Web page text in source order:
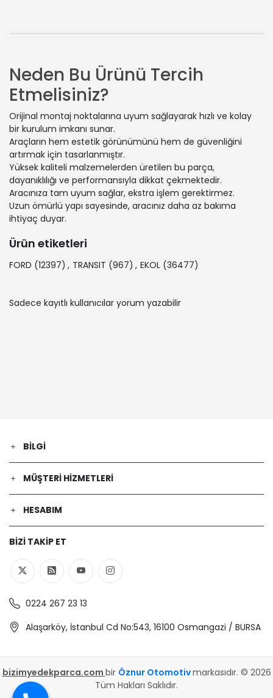
Neden Bu Ürünü Tercih
Etmelisiniz?
Orijinal montaj noktalarına uyum sağlayarak hızlı ve kolay
bir kurulum imkanı sunar.
Araçların hem estetik görünümünü hem de güvenliğini
artırmak için tasarlanmıştır.
Yüksek kaliteli malzemelerden üretilen bu parça,
dayanıklılığı ve performansıyla dikkat çekmektedir.
Aracınıza tam uyum sağlar, ekstra işlem gerektirmez.
Uzun ömürlü yapı sayesinde, aracınız daha az bakıma
ihtiyaç duyar.
Ürün etiketleri
FORD (12397) , TRANSIT (967) , EKOL (36477)
Sadece kayıtlı kullanıcılar yorum yazabilir
BILGI
MÜŞTERI HIZMETLERI
HESABIM
BIZI TAKIP ET
0224 267 23 13
Alaşarköy, İstanbul Cd No:543, 16100 Osmangazi / BURSA
bizimyedekparca.com bir Öznur Otomotivmarkasıdır. © 2026
Tüm Hakları Saklıdır.